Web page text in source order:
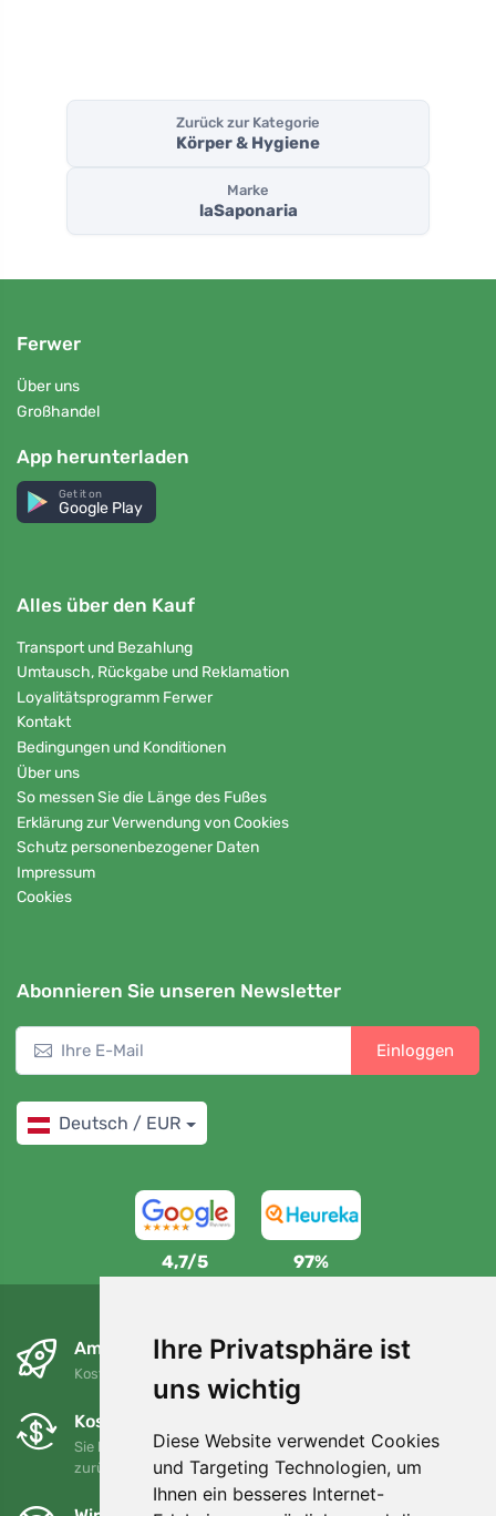
Ihre Privatsphäre ist
uns wichtig
Diese Website verwendet Cookies
und Targeting Technologien, um
Ihnen ein besseres Internet-
Zurück zur Kategorie
Körper & Hygiene
Marke
laSaponaria
Ferwer
Über uns
Großhandel
App herunterladen
Get it on
Google Play
Alles über den Kauf
Transport und Bezahlung
Umtausch, Rückgabe und Reklamation
Loyalitätsprogramm Ferwer
Kontakt
Bedingungen und Konditionen
Über uns
So messen Sie die Länge des Fußes
Erklärung zur Verwendung von Cookies
Schutz personenbezogener Daten
Impressum
Cookies
Abonnieren Sie unseren Newsletter
Einloggen
Deutsch / EUR
4,7/5 97%
Am nächsten Tag und kostenlos
Kostenloser Versand für Bestellungen über 80 EUR
Kostenloser Umtausch und Rückgabe
Sie können Ihre Bestellung jederzeit innerhalb von 90 Tagen
zurückgeben oder umtauschen.